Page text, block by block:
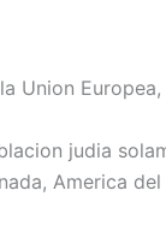
Union
judia
America